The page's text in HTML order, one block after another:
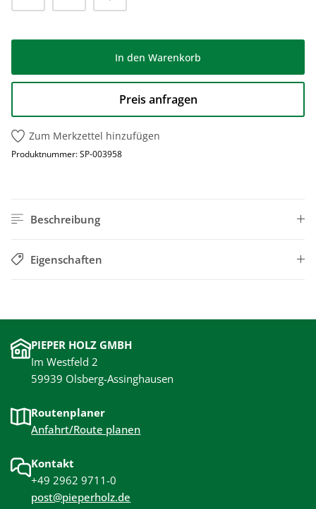
In den Warenkorb
Preis anfragen
Zum Merkzettel hinzufügen
Produktnummer:SP-003958
Beschreibung
Eigenschaften
PIEPER HOLZ GMBH
Im Westfeld 2
59939 Olsberg-Assinghausen
Routenplaner
Anfahrt/Route planen
Kontakt
+49 2962 9711-0
post@pieperholz.de